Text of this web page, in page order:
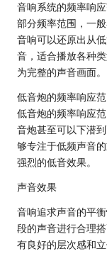
音响系统的频率响
部分频率范围，一
音响可以还原出从
音，适合播放各种
为完整的声音画面。
低音炮的频率响应
低音炮的频率响应
音炮甚至可以下潜
够专注于低频声音
强烈的低音效果。
声音效果
音响追求声音的平
段的声音进行合理
有良好的层次感和